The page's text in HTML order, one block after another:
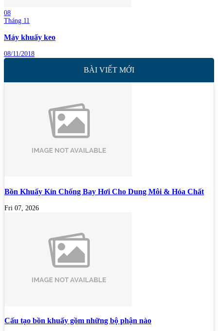
08
Tháng 11
Máy khuấy keo
08/11/2018
BÀI VIẾT MỚI
Bồn Khuấy Kín Chống Bay Hơi Cho Dung Môi & Hóa Chất
Fri 07, 2026
Cấu tạo bồn khuấy gồm những bộ phận nào